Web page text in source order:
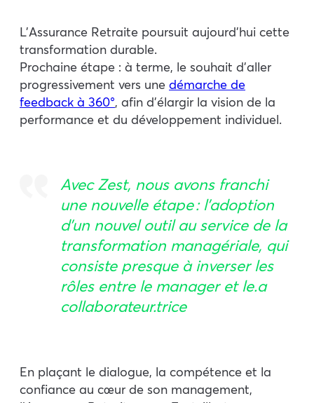
L’Assurance Retraite poursuit aujourd’hui cette
transformation durable.
Prochaine étape : à terme, le souhait d’aller
progressivement vers une démarche de
feedback à 360°, afin d’élargir la vision de la
performance et du développement individuel.
Avec Zest, nous avons franchi
une nouvelle étape : l’adoption
d’un nouvel outil au service de la
transformation managériale, qui
consiste presque à inverser les
rôles entre le manager et le.a
collaborateur.trice
En plaçant le dialogue, la compétence et la
confiance au cœur de son management,